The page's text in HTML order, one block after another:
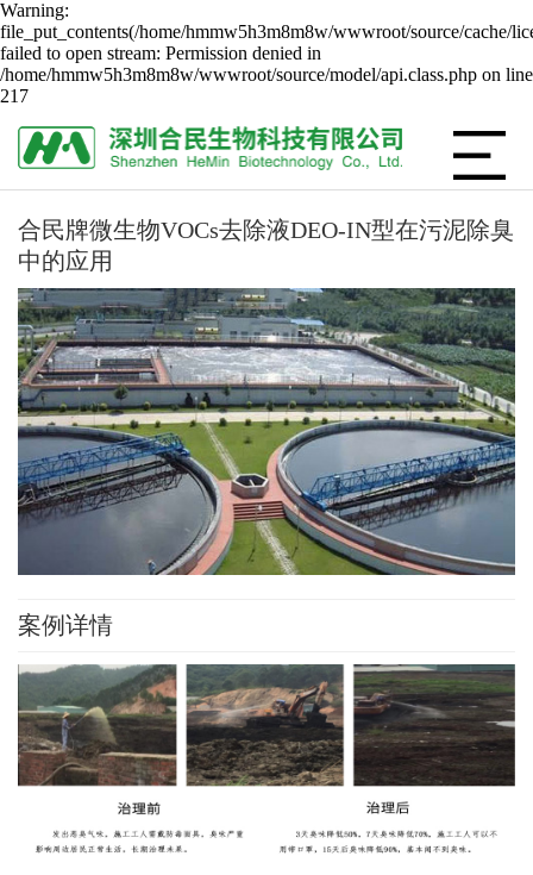
Warning:
file_put_contents(/home/hmmw5h3m8m8w/wwwroot/source/cache/
failed to open stream: Permission denied in
/home/hmmw5h3m8m8w/wwwroot/source/model/api.class.php on line
217
合民牌微生物VOCs去除液DEO-IN型在污泥除臭
中的应用
案例详情